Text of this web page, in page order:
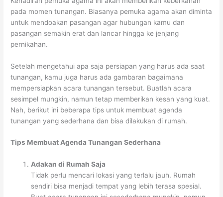
pada momen tunangan. Biasanya pemuka agama akan diminta
untuk mendoakan pasangan agar hubungan kamu dan
pasangan semakin erat dan lancar hingga ke jenjang
pernikahan.
Setelah mengetahui apa saja persiapan yang harus ada saat
tunangan, kamu juga harus ada gambaran bagaimana
mempersiapkan acara tunangan tersebut. Buatlah acara
sesimpel mungkin, namun tetap memberikan kesan yang kuat.
Nah, berikut ini beberapa tips untuk membuat agenda
tunangan yang sederhana dan bisa dilakukan di rumah.
Tips Membuat Agenda Tunangan Sederhana
Adakan di Rumah Saja
Tidak perlu mencari lokasi yang terlalu jauh. Rumah
sendiri bisa menjadi tempat yang lebih terasa spesial.